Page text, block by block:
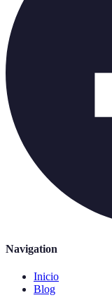
Navigation
Inicio
Blog